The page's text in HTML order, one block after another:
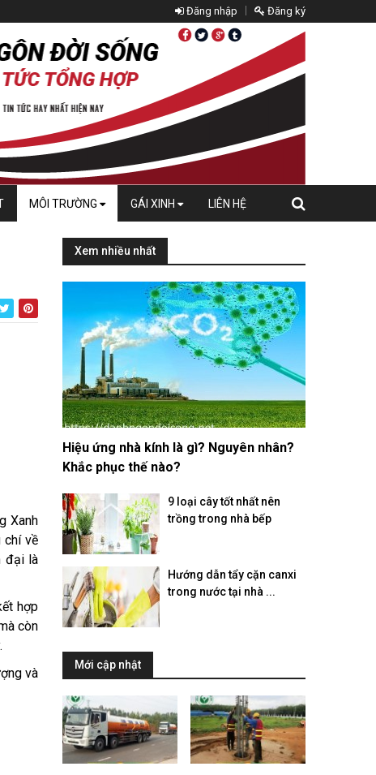
Đăng nhập Đăng ký
MÔI TRƯỜNG GÁI XINH LIÊN HỆ
Xanh
chí về
đại là
hợp
còn
và
Xem nhiều nhất
Hiệu ứng nhà kính là gì? Nguyên nhân?
Khắc phục thế nào?
9 loại cây tốt nhất nên
trồng trong nhà bếp
Hướng dẫn tẩy cặn canxi
trong nước tại nhà ...
Mới cập nhật